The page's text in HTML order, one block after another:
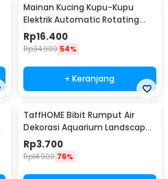
Mainan Kucing Kupu-Kupu
Elektrik Automatic Rotating
Flying Butterfly
Rp16.400
Rp34.900 54%
+ Keranjang
TaffHOME Bibit Rumput Air
Dekorasi Aquarium Landscape
Ornament - H0027
Rp3.700
Rp14.900 76%